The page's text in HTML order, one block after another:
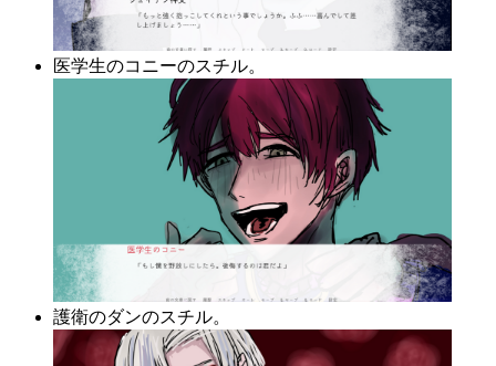
医学生のコニーのスチル。
護衛のダンのスチル。